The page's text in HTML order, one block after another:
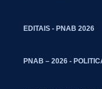
EDITAIS - PNAB 2026
PNAB – 2026 -